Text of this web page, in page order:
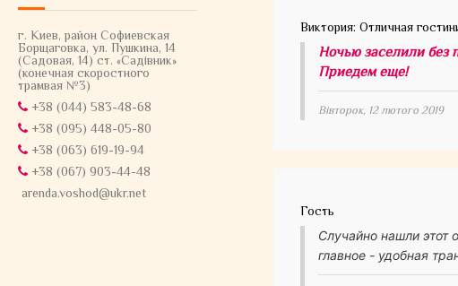
г. Киев, район Софиевская
Борщаговка, ул. Пушкина, 14
(Садовая, 14) ст. «Садiвник»
(конечная скоростного
трамвая №3)
+38 (044) 583-48-68
+38 (095) 448-05-80
+38 (063) 619-19-94
+38 (067) 903-44-48
arenda.voshod@ukr.net
Виктория: Отличная
Ночью заселили без
Приедем еще!
Вівторок, 12 лютого 2019
Гость
Случайно нашли этот
главное - удобная